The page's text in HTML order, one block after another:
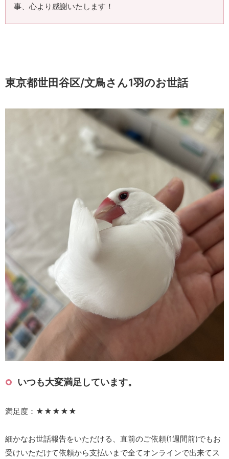
事、心より感謝いたします！
東京都世田谷区/文鳥さん1羽のお世話
いつも大変満足しています。
満足度：★★★★★
細かなお世話報告をいただける、直前のご依頼(1週間前)でもお
受けいただけて依頼から支払いまで全てオンラインで出来てス